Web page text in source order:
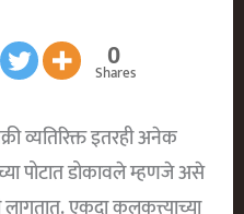
0
Shares
व्यतिरिक्त इतरही अनेक
पोटात डोकावले म्हणजे असे